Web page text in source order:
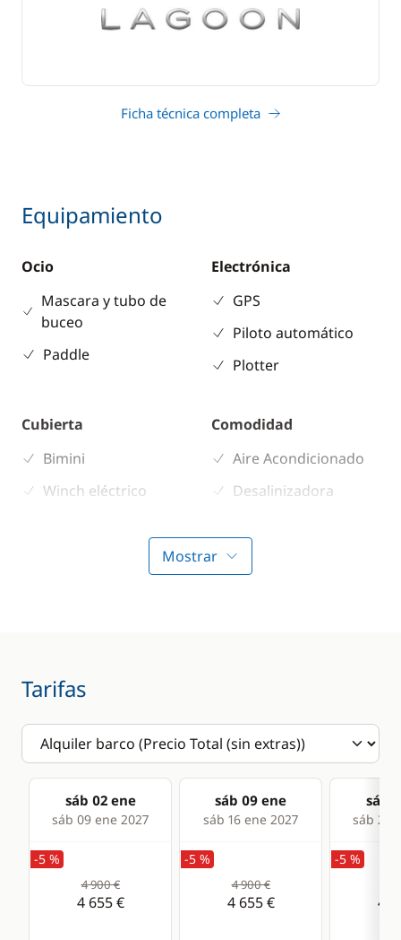
Ficha técnica completa
Equipamiento
Ocio
Mascara y tubo de
buceo
Paddle
Electrónica
GPS
Piloto automático
Plotter
Cubierta
Bimini
Winch eléctrico
Comodidad
Aire Acondicionado
Desalinizadora
Panel Solar
Cocina
Frigorífico
Mostrar
Tarifas
sáb 02 ene
sáb 09 ene 2027
sáb 09 ene
sáb 16 ene 2027
sáb
sáb 23
-5 %
4 900 €
4 655 €
-5 %
4 900 €
4 655 €
-5 %
4